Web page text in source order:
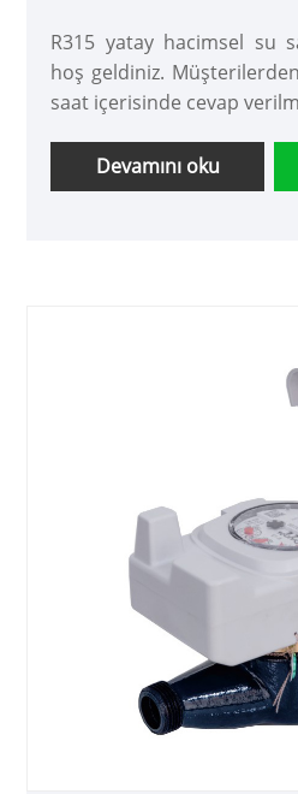
R315 yatay hacimsel su
hoş geldiniz.
saat içerisinde cevap
Devamını oku